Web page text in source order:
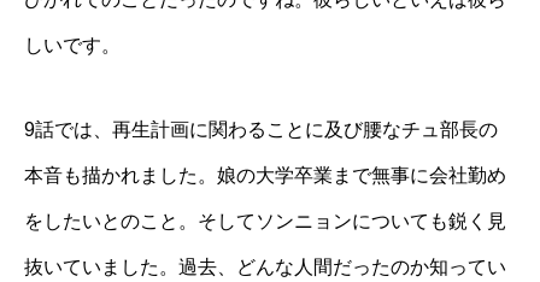
しいです。
9話では、再生計画に関わることに及び腰なチュ部長の
本音も描かれました。娘の大学卒業まで無事に会社勤め
をしたいとのこと。そしてソンニョンについても鋭く見
抜いていました。過去、どんな人間だったのか知ってい